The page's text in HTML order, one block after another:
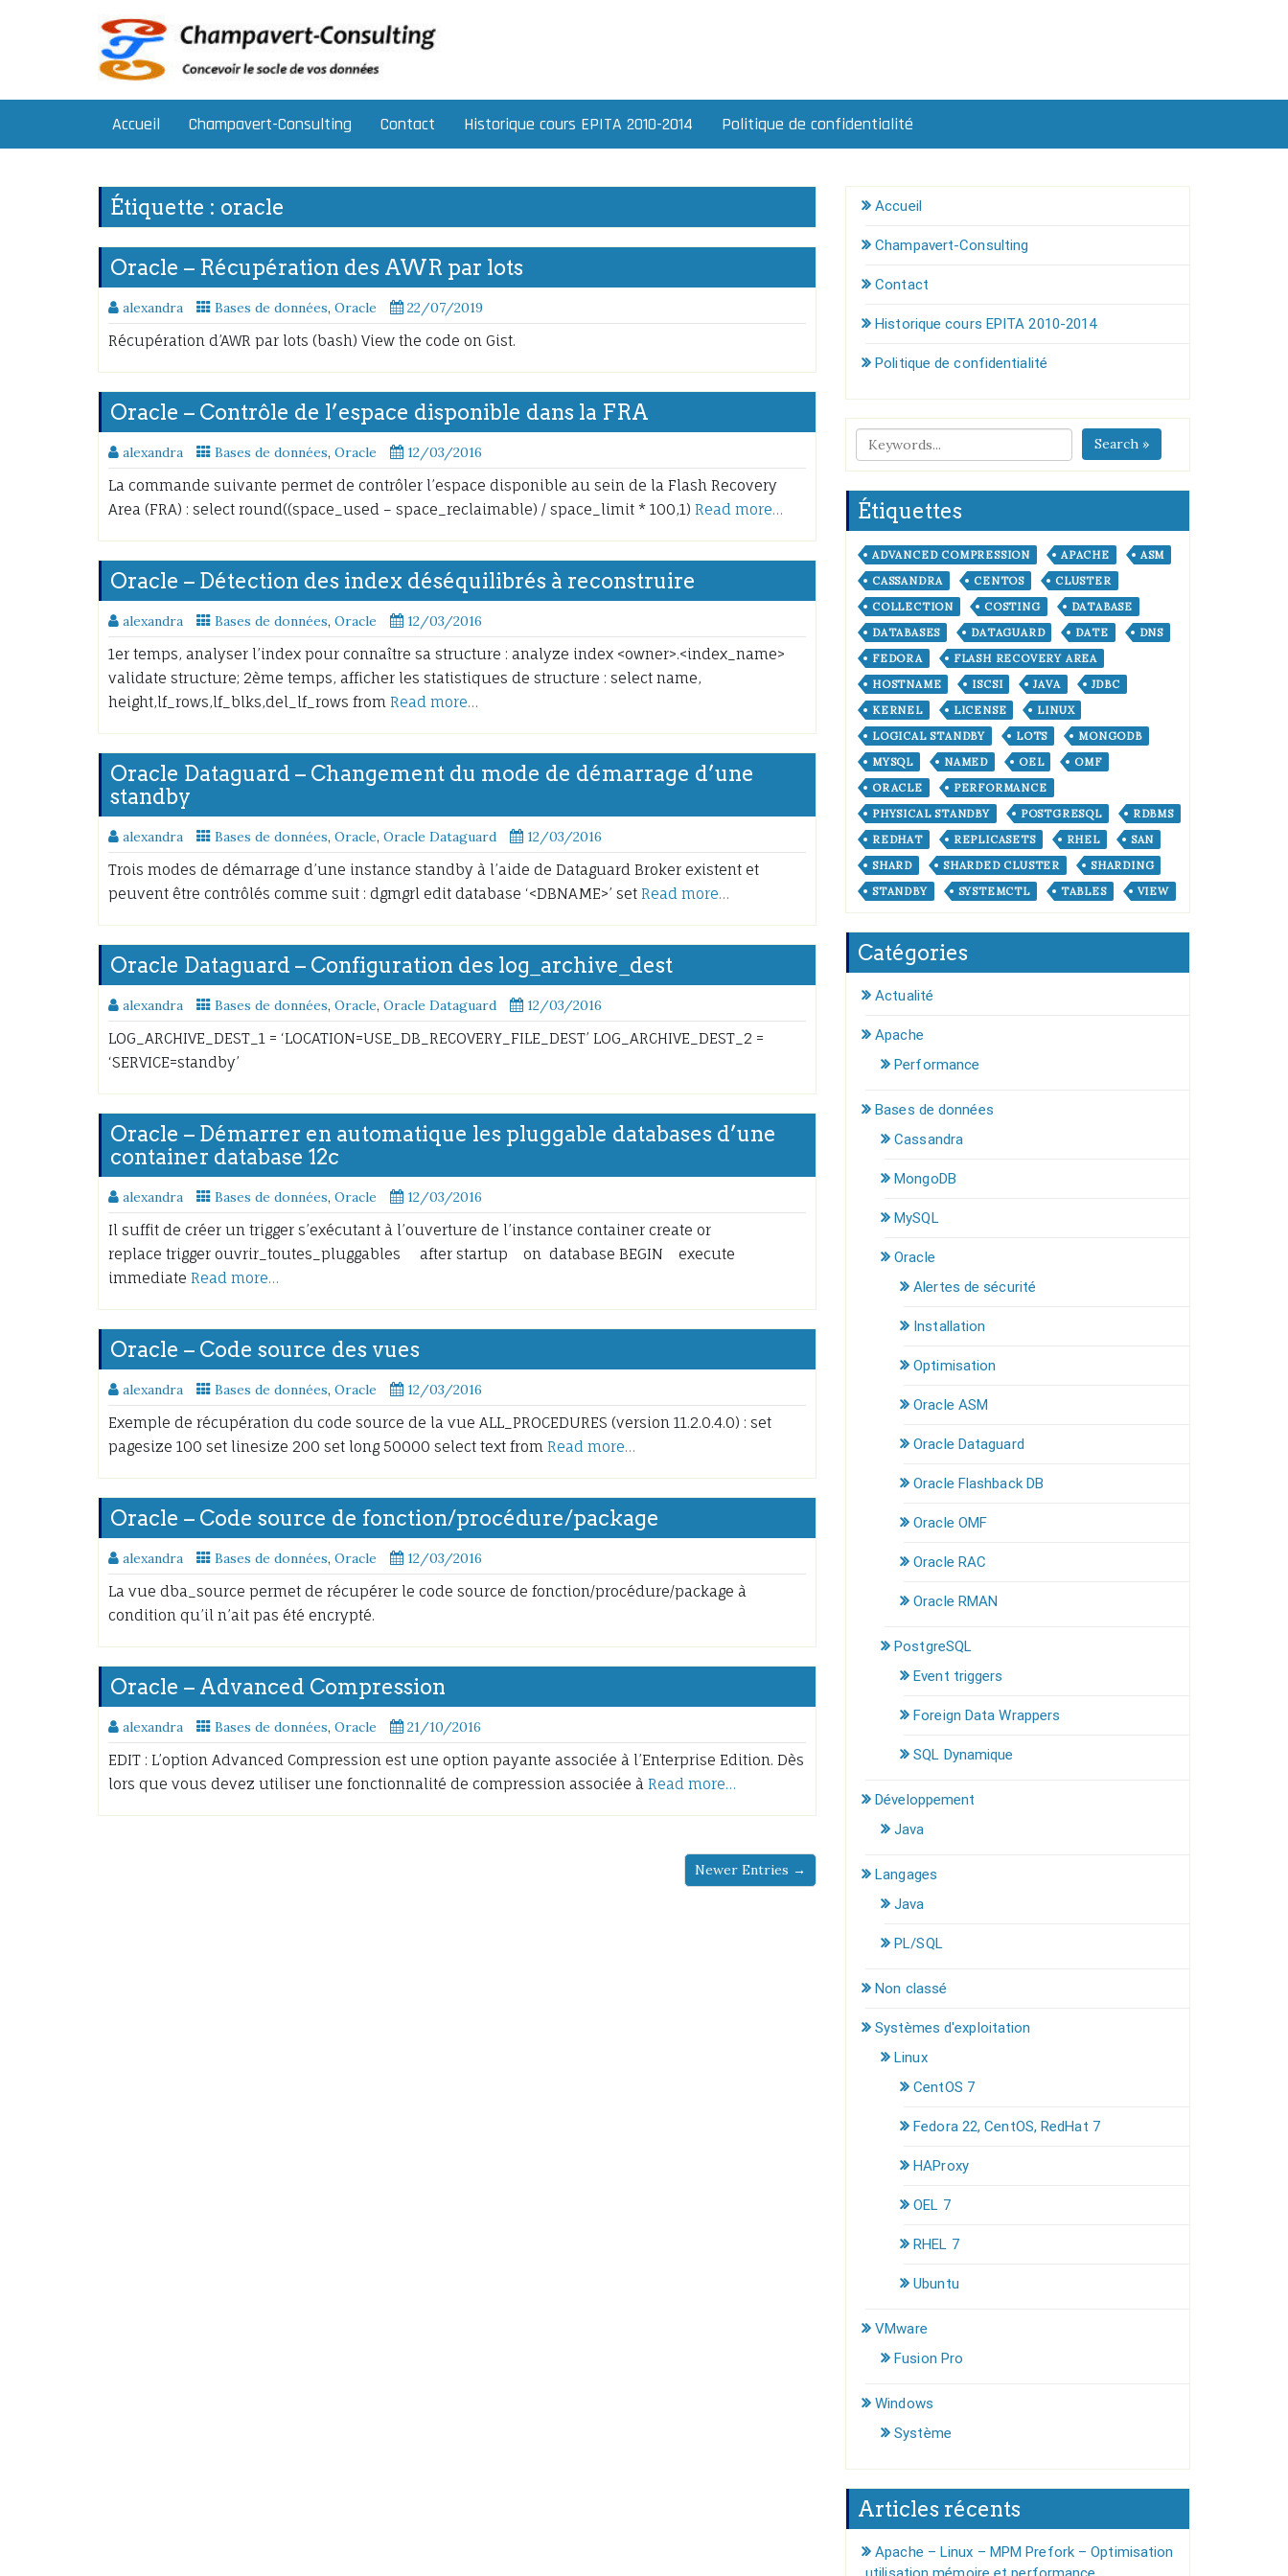
Accueil Champavert-Consulting Contact Historique cours EPITA 2010-2014 Politique de confidentialité
Étiquette : oracle
Oracle – Récupération des AWR par lots
alexandra Bases de données, Oracle 22/07/2019
Récupération d’AWR par lots (bash) View the code on Gist.
Oracle – Contrôle de l’espace disponible dans la FRA
alexandra Bases de données, Oracle 12/03/2016
La commande suivante permet de contrôler l’espace disponible au sein de la Flash Recovery
Area (FRA) : select round((space_used – space_reclaimable) / space_limit * 100,1) Read more…
Oracle – Détection des index déséquilibrés à reconstruire
alexandra Bases de données, Oracle 12/03/2016
1er temps, analyser l’index pour connaître sa structure : analyze index <owner>.<index_name>
validate structure; 2ème temps, afficher les statistiques de structure : select name,
height,lf_rows,lf_blks,del_lf_rows from Read more…
Oracle Dataguard – Changement du mode de démarrage d’une
standby
alexandra Bases de données, Oracle, Oracle Dataguard 12/03/2016
Trois modes de démarrage d’une instance standby à l’aide de Dataguard Broker existent et
peuvent être contrôlés comme suit : dgmgrl edit database ‘<DBNAME>’ set Read more…
Oracle Dataguard – Configuration des log_archive_dest
alexandra Bases de données, Oracle, Oracle Dataguard 12/03/2016
LOG_ARCHIVE_DEST_1 = ‘LOCATION=USE_DB_RECOVERY_FILE_DEST’ LOG_ARCHIVE_DEST_2 =
‘SERVICE=standby’
Oracle – Démarrer en automatique les pluggable databases d’une
container database 12c
alexandra Bases de données, Oracle 12/03/2016
Il suffit de créer un trigger s’exécutant à l’ouverture de l’instance container create or
replace trigger ouvrir_toutes_pluggables after startup on database BEGIN execute
immediate Read more…
Oracle – Code source des vues
alexandra Bases de données, Oracle 12/03/2016
Exemple de récupération du code source de la vue ALL_PROCEDURES (version 11.2.0.4.0) : set
pagesize 100 set linesize 200 set long 50000 select text from Read more…
Oracle – Code source de fonction/procédure/package
alexandra Bases de données, Oracle 12/03/2016
La vue dba_source permet de récupérer le code source de fonction/procédure/package à
condition qu’il n’ait pas été encrypté.
Oracle – Advanced Compression
alexandra Bases de données, Oracle 21/10/2016
EDIT : L’option Advanced Compression est une option payante associée à l’Enterprise Edition. Dès
lors que vous devez utiliser une fonctionnalité de compression associée à Read more…
Newer Entries →
Accueil
Champavert-Consulting
Contact
Historique cours EPITA 2010-2014
Politique de confidentialité
Search »
Étiquettes
ADVANCED COMPRESSION APACHE
ASM
CASSANDRA
CENTOS
CLUSTER
COLLECTION
COSTING
DATABASE
DATABASES
DATAGUARD DATE
DNS
FEDORA
FLASH RECOVERY AREA
HOSTNAME
ISCSI JAVA
JDBC
KERNEL
LICENSE
LINUX
LOGICAL STANDBY
LOTS
MONGODB
MYSQL
NAMED OEL
OMF
ORACLE
PERFORMANCE
PHYSICAL STANDBY
POSTGRESQL
RDBMS
REDHAT
REPLICASETS RHEL
SAN
SHARD
SHARDED CLUSTER
SHARDING
STANDBY
SYSTEMCTL TABLES VIEW
Catégories
Actualité
Apache
Performance
Bases de données
Cassandra
MongoDB
MySQL
Oracle
Alertes de sécurité
Installation
Optimisation
Oracle ASM
Oracle Dataguard
Oracle Flashback DB
Oracle OMF
Oracle RAC
Oracle RMAN
PostgreSQL
Event triggers
Foreign Data Wrappers
SQL Dynamique
Développement
Java
Langages
Java
PL/SQL
Non classé
Systèmes d'exploitation
Linux
CentOS 7
Fedora 22, CentOS, RedHat 7
HAProxy
OEL 7
RHEL 7
Ubuntu
VMware
Fusion Pro
Windows
Système
Articles récents
Apache – Linux – MPM Prefork – Optimisation